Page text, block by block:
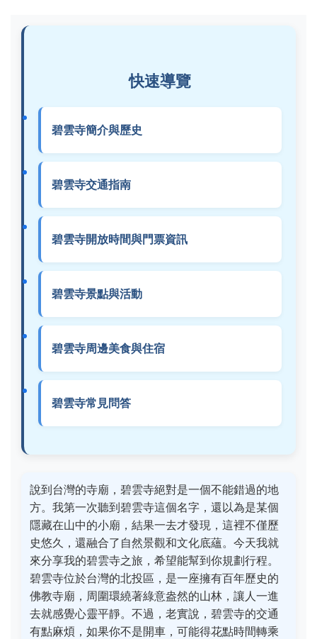
快速導覽
碧雲寺簡介與歷史
碧雲寺交通指南
碧雲寺開放時間與門票資訊
碧雲寺景點與活動
碧雲寺周邊美食與住宿
碧雲寺常見問答
說到台灣的寺廟，碧雲寺絕對是一個不能錯過的地
方。我第一次聽到碧雲寺這個名字，還以為是某個
隱藏在山中的小廟，結果一去才發現，這裡不僅歷
史悠久，還融合了自然景觀和文化底蘊。今天我就
來分享我的碧雲寺之旅，希望能幫到你規劃行程。
碧雲寺位於台灣的北投區，是一座擁有百年歷史的
佛教寺廟，周圍環繞著綠意盎然的山林，讓人一進
去就感覺心靈平靜。不過，老實說，碧雲寺的交通
有點麻煩，如果你不是開車，可能得花點時間轉乘